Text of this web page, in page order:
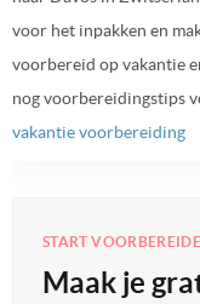
voor het inpakken en
voorbereid op vakantie
nog voorbereidingstips
vakantie voorbereiding
START
Maak je